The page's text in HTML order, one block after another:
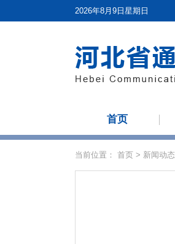
2026年8月9日星期日
首页
当前位置： 首页 > 新闻动态